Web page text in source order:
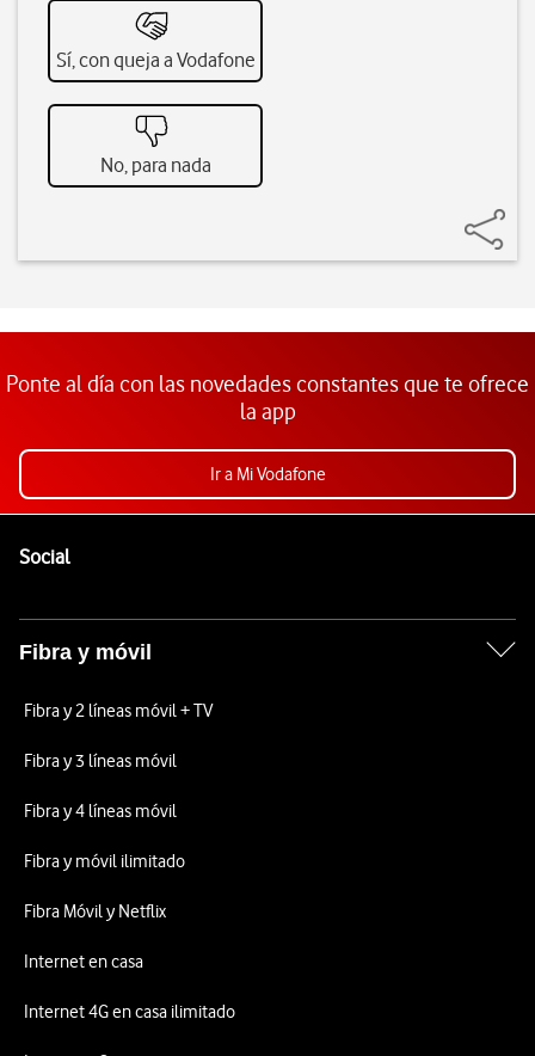
Sí, con queja a Vodafone
No, para nada
Ponte al día con las novedades constantes que te ofrece
la app
Ir a Mi Vodafone
SocialEnlaces a las redes sociales de Vodafone
Fibra y móvil
Fibra y 2 líneas móvil + TV
Fibra y 3 líneas móvil
Fibra y 4 líneas móvil
Fibra y móvil ilimitado
Fibra Móvil y Netflix
Internet en casa
Internet 4G en casa ilimitado